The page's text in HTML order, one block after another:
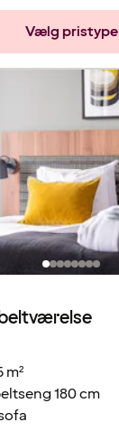
Vælg pristype
m²
180 cm